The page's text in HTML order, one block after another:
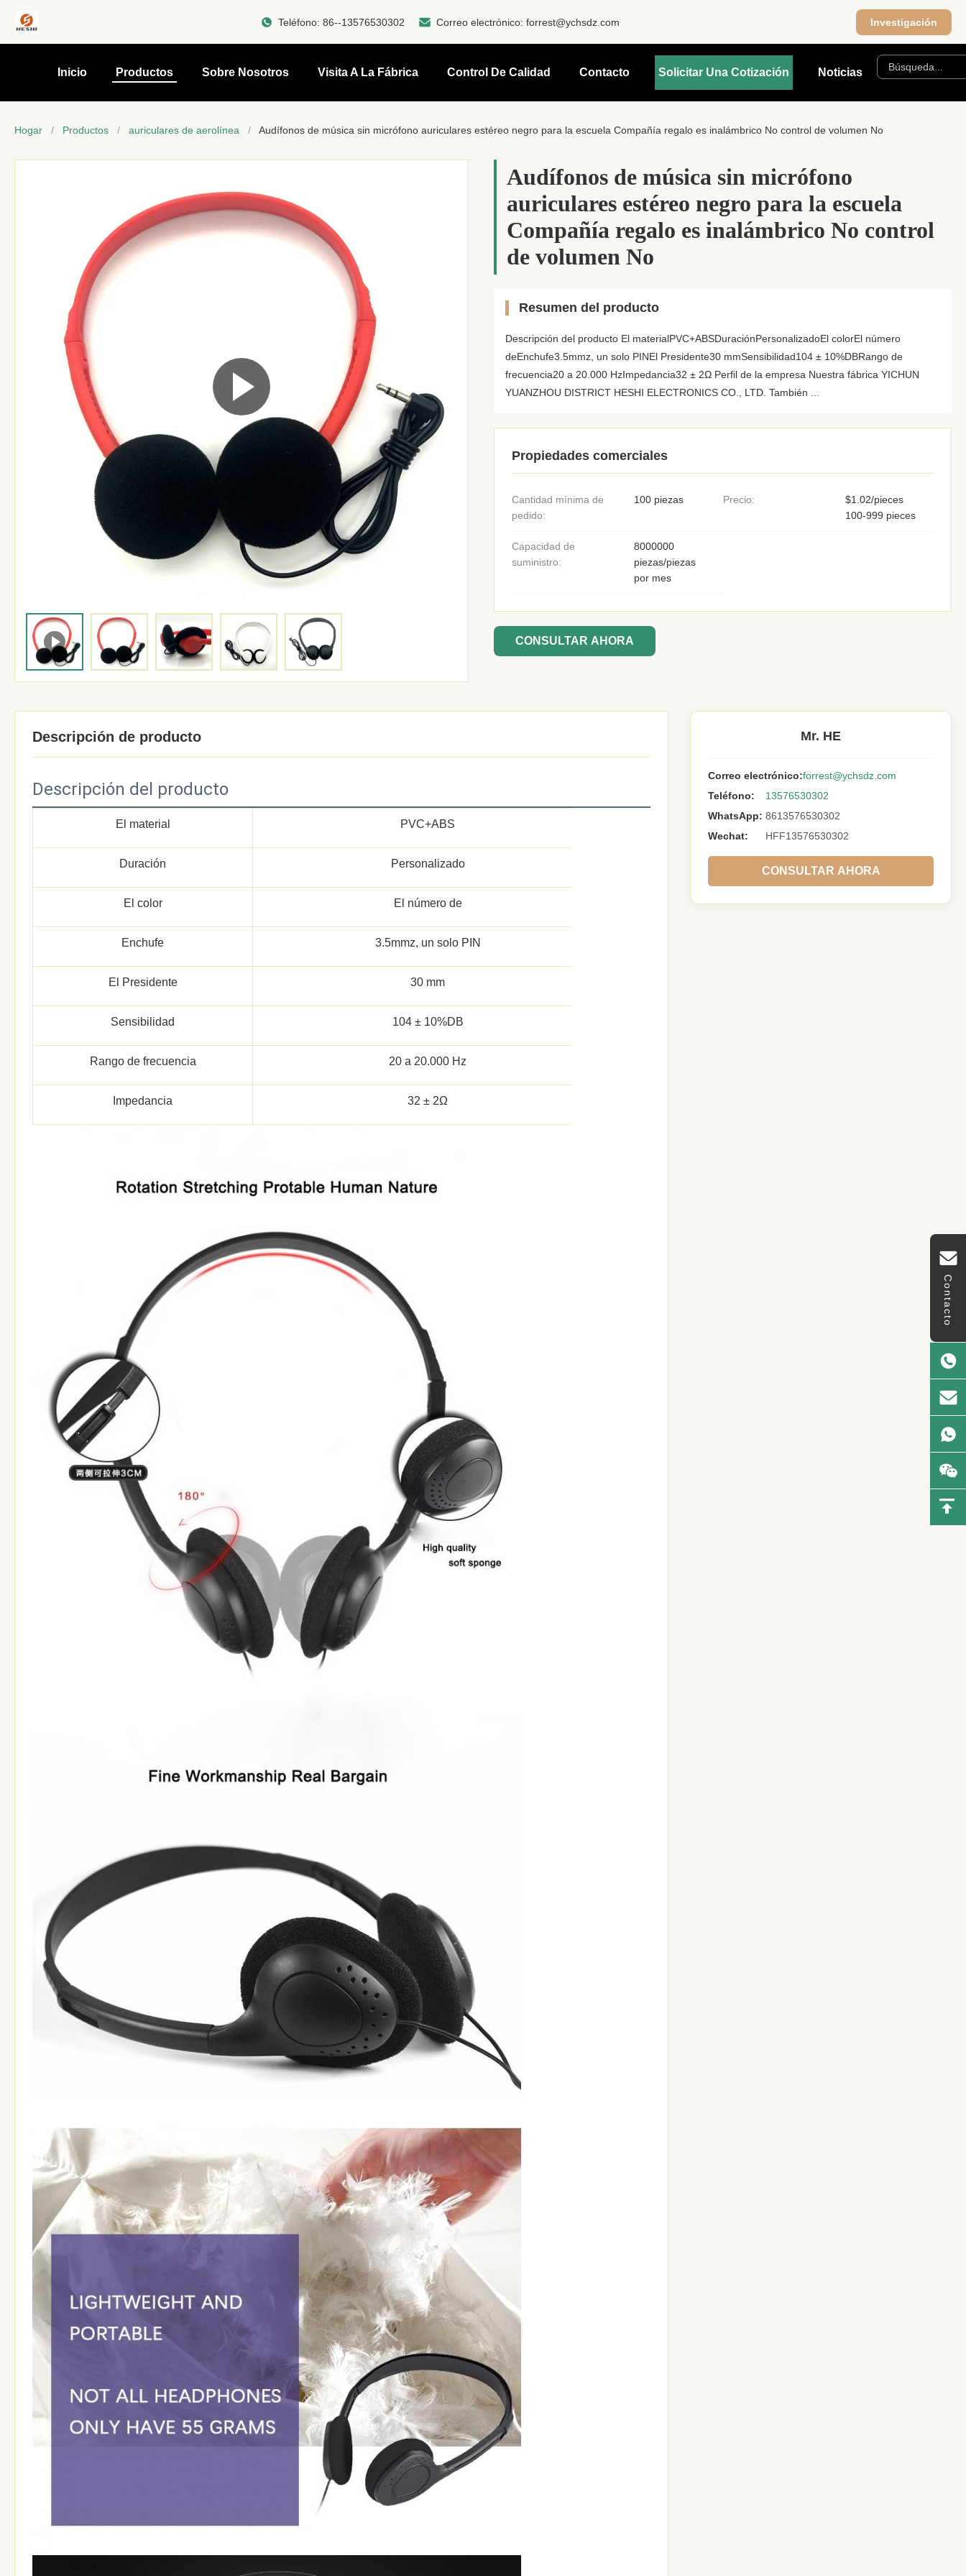
Teléfono: 86--13576530302 Correo electrónico: forrest@ychsdz.com Investigación
Inicio Productos Sobre Nosotros Visita A La Fábrica Control De Calidad Contacto Solicitar Una Cotización Noticias
Contacto
Hogar / Productos / auriculares de aerolínea / Audífonos de música sin micrófono auriculares estéreo negro para la escuela Compañía regalo es inalámbrico No control de volumen No
Audífonos de música sin micrófono
auriculares estéreo negro para la escuela
Compañía regalo es inalámbrico No control
de volumen No
Resumen del producto
Descripción del producto El materialPVC+ABSDuraciónPersonalizadoEl colorEl número
deEnchufe3.5mmz, un solo PINEl Presidente30 mmSensibilidad104 ± 10%DBRango de
frecuencia20 a 20.000 HzImpedancia32 ± 2Ω Perfil de la empresa Nuestra fábrica YICHUN
YUANZHOU DISTRICT HESHI ELECTRONICS CO., LTD. También ...
Propiedades comerciales
Cantidad mínima de
pedido:
100 piezas Precio:
$1.02/pieces
100-999 pieces
Capacidad de
suministro:
8000000
piezas/piezas
por mes
CONSULTAR AHORA
Descripción de producto
Descripción del producto
El material PVC+ABS
Duración Personalizado
El color El número de
Enchufe 3.5mmz, un solo PIN
El Presidente 30 mm
Sensibilidad 104 ± 10%DB
Rango de frecuencia 20 a 20.000 Hz
Impedancia 32 ± 2Ω
Mr. HE
Correo electrónico:forrest@ychsdz.com
Teléfono:
13576530302
WhatsApp: 8613576530302
Wechat:
HFF13576530302
CONSULTAR AHORA